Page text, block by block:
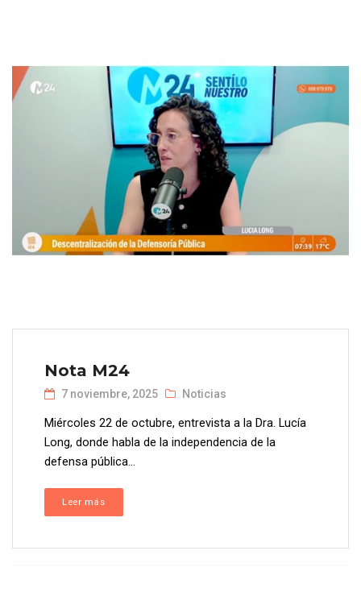
Nota M24
7 noviembre, 2025 Noticias
Miércoles 22 de octubre, entrevista a la Dra. Lucía
Long, donde habla de la independencia de la
defensa pública...
Leer más